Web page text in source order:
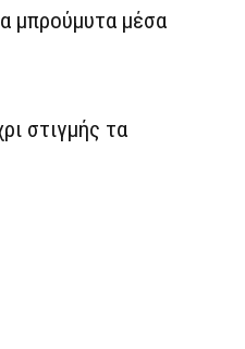
μπρούμυτα μέσα
στιγμής τα